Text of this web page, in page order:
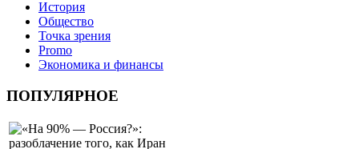
История
Общество
Точка зрения
Promo
Экономика и финансы
ПОПУЛЯРНОЕ